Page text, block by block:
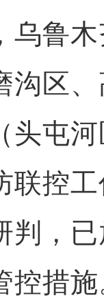
乌鲁
沟区
头屯
联控
判，
控措